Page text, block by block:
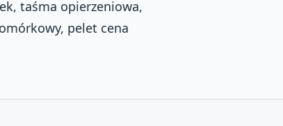
taśma opierzeniowa,
pelet cena